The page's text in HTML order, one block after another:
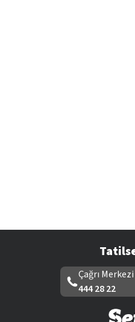
Çağrı Merkezi
444 28 22